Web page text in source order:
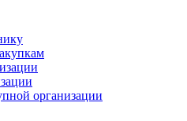
организации